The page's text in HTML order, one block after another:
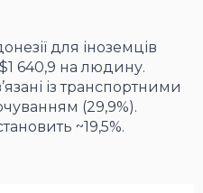
для іноземців
640,9 на людину.
із транспортними
(29,9%).
~19,5%.